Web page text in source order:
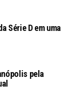
Série D em uma
pela